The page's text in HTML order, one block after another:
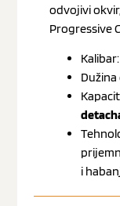
odvojivi
Progressive
Kalibar:
Dužina
i